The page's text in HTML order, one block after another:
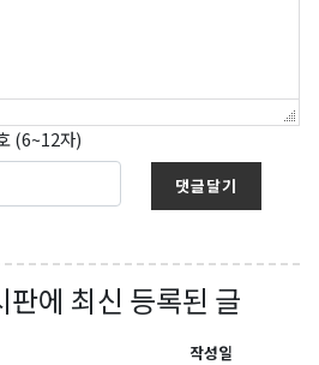
(6~12자)
댓글달기
판에 최신 등록된 글
작성일